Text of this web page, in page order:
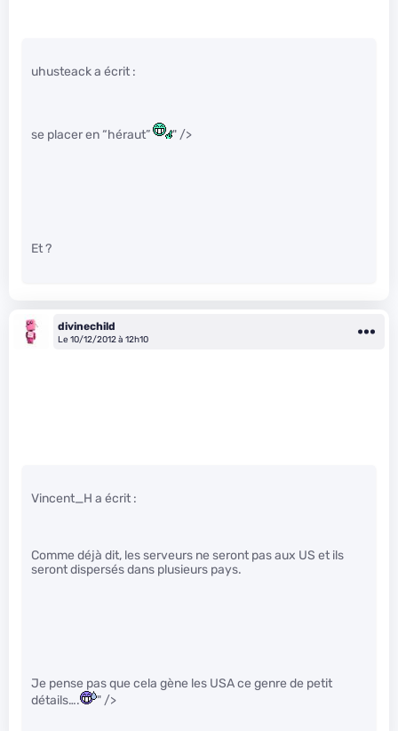
uhusteack a écrit :
se placer en “héraut” " />
Et ?
divinechild
Le 10/12/2012 à 12h10
Vincent_H a écrit :
Comme déjà dit, les serveurs ne seront pas aux US et ils
seront dispersés dans plusieurs pays.
Je pense pas que cela gène les USA ce genre de petit
détails….
" />